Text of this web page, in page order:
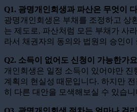
Q1. 광명개인회생과 파산은 무엇이
광명개인회생은 부채를 조정하고 상
는 제도로, 파산처럼 모든 부채가 사
라서 채권자의 동의와 법원의 승인이
Q2. 소득이 없어도 신청이 가능한가
개인회생은 일정 소득이 있어야만 진
계획의 현실성 때문입니다. 하지만
히 다른 대안을 모색해보실 수 있습니